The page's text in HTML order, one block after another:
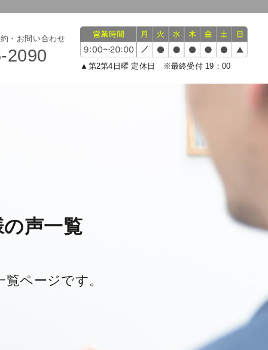
・お問い合わせ
2090
▲第2第4日曜 定休日 ※最終受付 19：00
声一覧
ページです。